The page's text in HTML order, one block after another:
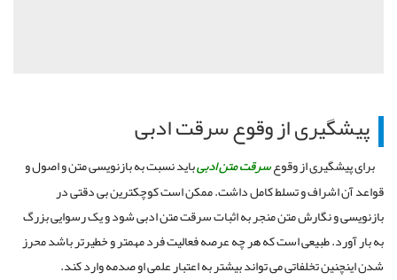
پیشگیری از وقوع سرقت ادبی
برای پیشگیری از وقوعسرقت متن ادبیباید نسبت به بازنویسی متن و اصول و
قواعد آن اشراف و تسلط کامل داشت. ممکن است کوچکترین بی دقتی در
بازنویسی و نگارش متن منجر به اثبات سرقت متن ادبی شود و یک رسوایی بزرگ
به بار آورد. طبیعی است که هر چه عرصه فعالیت فرد مهمتر و خطیرتر باشد محرز
شدن اینچنین تخلفاتی می تواند بیشتر به اعتبار علمی او صدمه وارد کند.